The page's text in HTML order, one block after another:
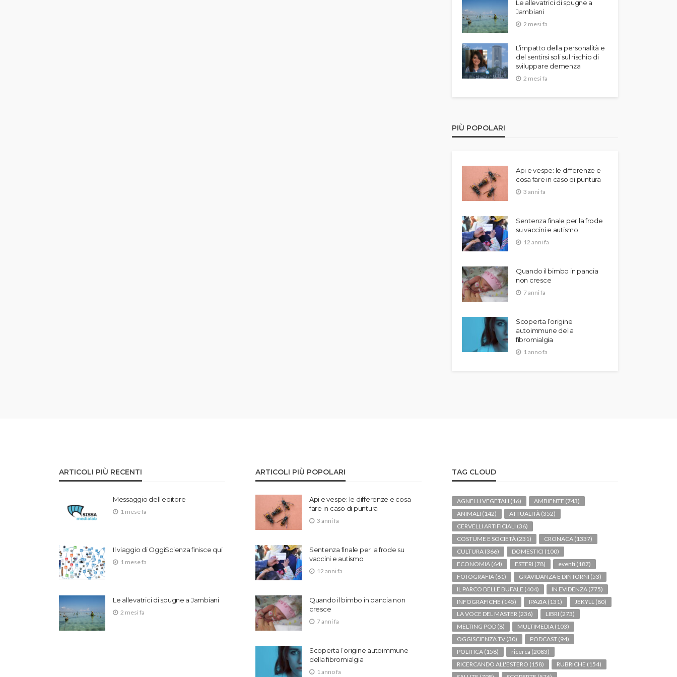
Le allevatrici di spugne a
Jambiani
2 mesi fa
L’impatto della personalità e
del sentirsi soli sul rischio di
sviluppare demenza
2 mesi fa
PIÙ POPOLARI
Api e vespe: le differenze e
cosa fare in caso di puntura
3 anni fa
Sentenza finale per la frode
su vaccini e autismo
12 anni fa
Quando il bimbo in pancia
non cresce
7 anni fa
Scoperta l’origine
autoimmune della
fibromialgia
1 anno fa
ARTICOLI PIÙ RECENTI
Messaggio dell’editore
1 mese fa
Il viaggio di OggiScienza finisce qui
1 mese fa
Le allevatrici di spugne a Jambiani
2 mesi fa
ARTICOLI PIÙ POPOLARI
Api e vespe: le differenze e cosa
fare in caso di puntura
3 anni fa
Sentenza finale per la frode su
vaccini e autismo
12 anni fa
Quando il bimbo in pancia non
cresce
7 anni fa
Scoperta l’origine autoimmune
della fibromialgia
1 anno fa
TAG CLOUD
AGNELLI VEGETALI (16) AMBIENTE (743)
ANIMALI (142) ATTUALITÀ (352)
CERVELLI ARTIFICIALI (36)
COSTUME E SOCIETÀ (231) CRONACA (1337)
CULTURA (366) DOMESTICI (100)
ECONOMIA (64) ESTERI (78) eventi (187)
FOTOGRAFIA (61) GRAVIDANZA E DINTORNI (53)
IL PARCO DELLE BUFALE (404) IN EVIDENZA (775)
INFOGRAFICHE (145) IPAZIA (131) JEKYLL (80)
LA VOCE DEL MASTER (236) LIBRI (273)
MELTING POD (8) MULTIMEDIA (103)
OGGISCIENZA TV (30) PODCAST (94)
POLITICA (158) ricerca (2083)
RICERCANDO ALL'ESTERO (158) RUBRICHE (154)